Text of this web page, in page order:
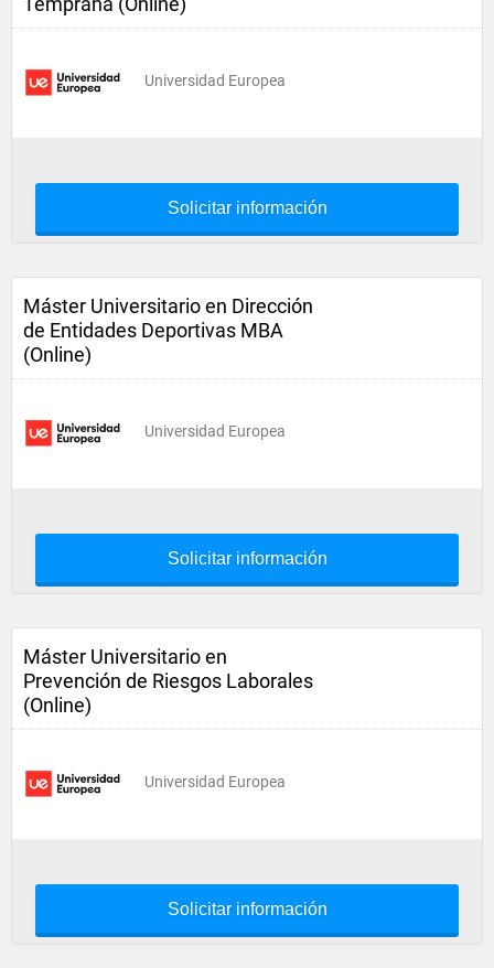
Universidad Europea
Solicitar información
Máster Universitario en Dirección
de Entidades Deportivas MBA
(Online)
Universidad Europea
Solicitar información
Máster Universitario en
Prevención de Riesgos Laborales
(Online)
Universidad Europea
Solicitar información